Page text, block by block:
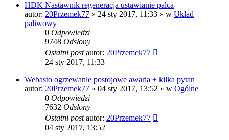
HDK Nastawnik regeneracja ustawianie palca
autor: 20Przemek77 » 24 sty 2017, 11:33 » w Układ
paliwowy
0 Odpowiedzi
9748 Odsłony
Ostatni postautor: 20Przemek77
24 sty 2017, 11:33
Webasto ogrzewanie postojowe awaria + kilka pytan
autor: 20Przemek77 » 04 sty 2017, 13:52 » w Ogólne
0 Odpowiedzi
7632 Odsłony
Ostatni postautor: 20Przemek77
04 sty 2017, 13:52